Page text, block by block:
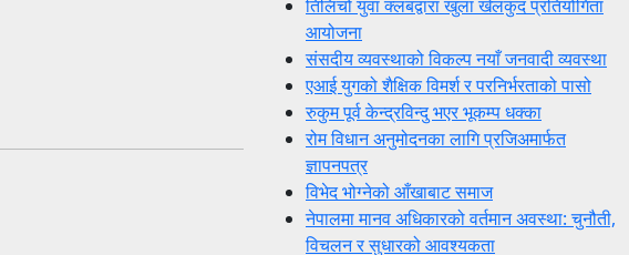
तिलिचो युवा क्लबद्वारा खुला खेलकुद प्रतियोगिता
आयोजना
संसदीय व्यवस्थाको विकल्प नयाँ जनवादी व्यवस्था
एआई युगको शैक्षिक विमर्श र परनिर्भरताको पासो
रुकुम पूर्व केन्द्रविन्दु भएर भूकम्प धक्का
रोम विधान अनुमोदनका लागि प्रजिअमार्फत
ज्ञापनपत्र
विभेद भोग्नेको आँखाबाट समाज
नेपालमा मानव अधिकारको वर्तमान अवस्था: चुनौती,
विचलन र सुधारको आवश्यकता